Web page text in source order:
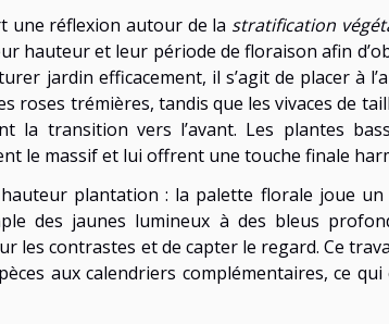
une réflexion autour de la stratification
hauteur et leur période de floraison afin
jardin efficacement, il s’agit de placer à
roses trémières, tandis que les vivaces de
la transition vers l’avant. Les plantes
le massif et lui offrent une touche finale
plantation : la palette florale joue
des jaunes lumineux à des bleus
les contrastes et de capter le regard. Ce
aux calendriers complémentaires, ce qui